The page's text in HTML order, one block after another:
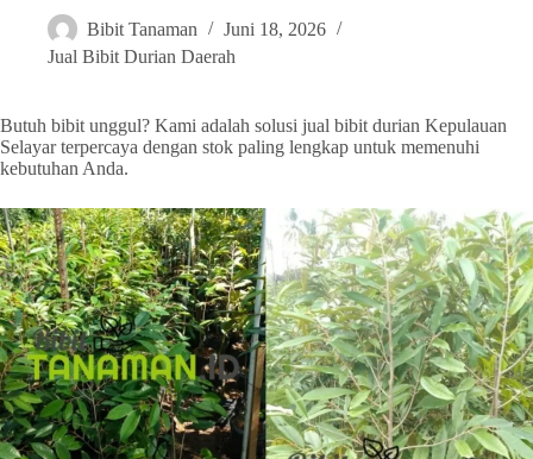
Bibit Tanaman
Juni 18, 2026
Jual Bibit Durian Daerah
Butuh bibit unggul? Kami adalah solusi jual bibit durian Kepulauan
Selayar terpercaya dengan stok paling lengkap untuk memenuhi
kebutuhan Anda.